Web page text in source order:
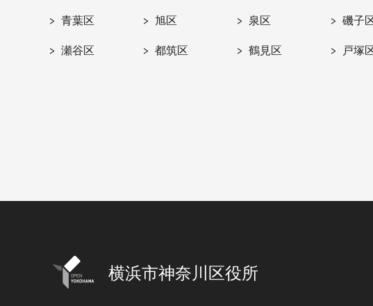
青葉区 旭区 泉区 磯子
瀬谷区 都筑区 鶴見区 戸塚
横浜市神奈川区役所